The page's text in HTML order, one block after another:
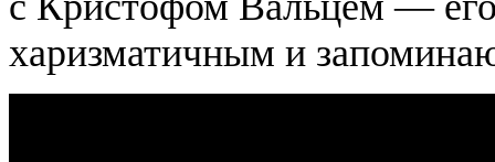
харизматичным и